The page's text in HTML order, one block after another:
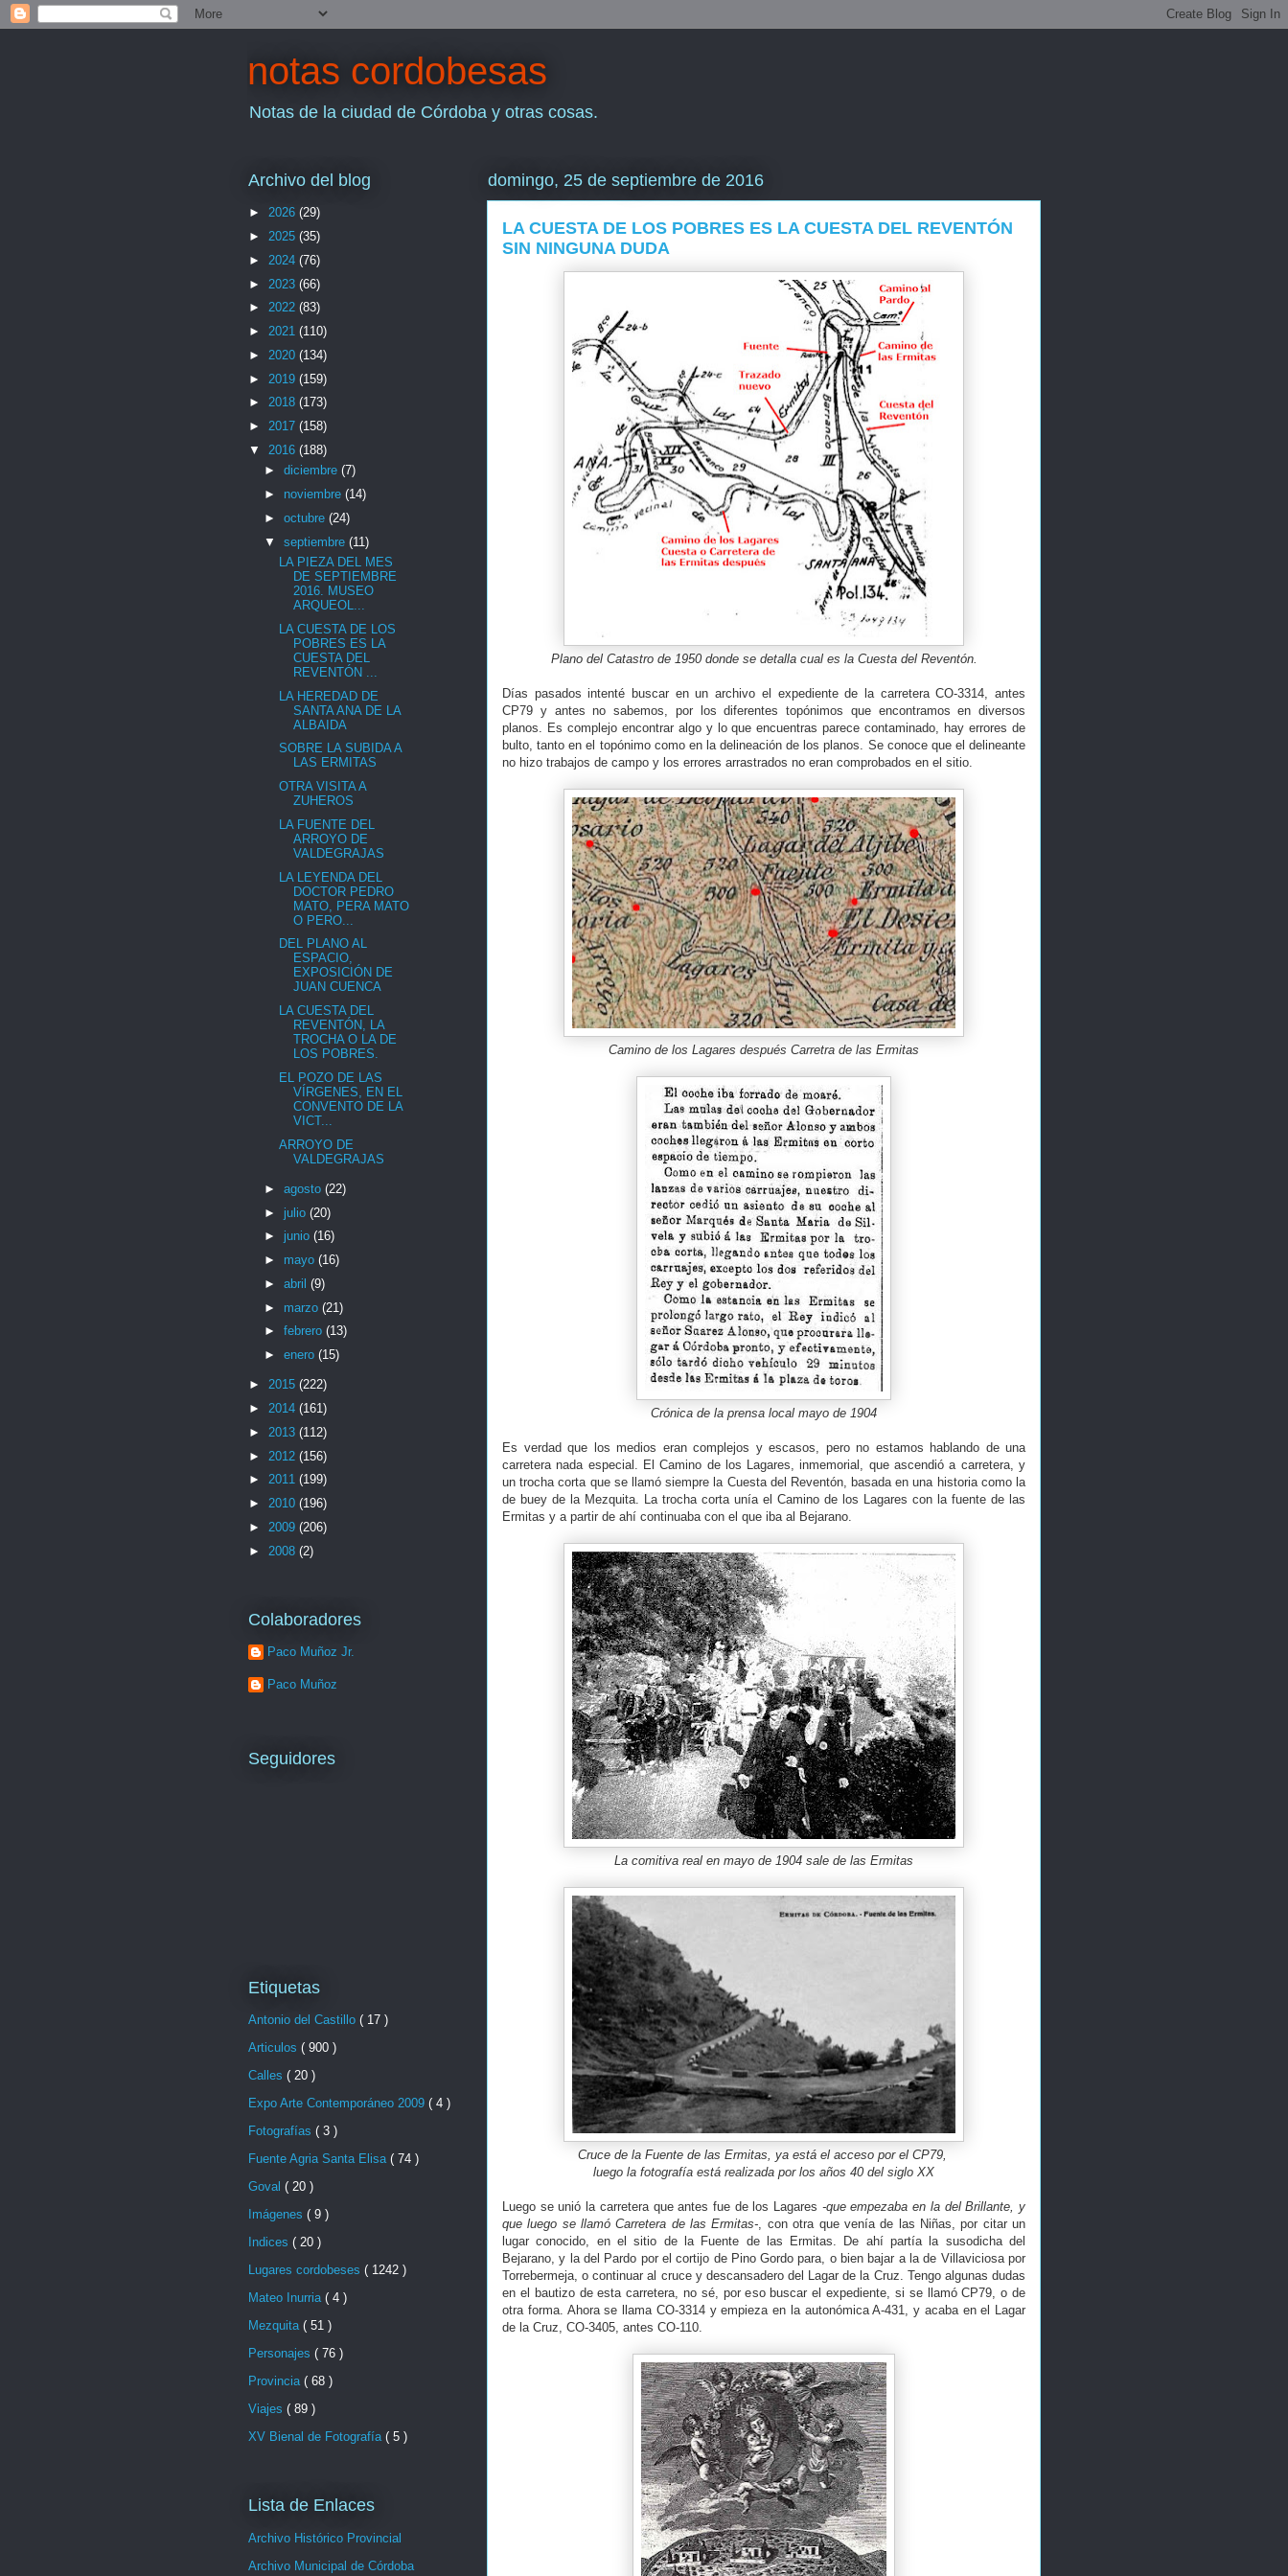
notas cordobesas
Notas de la ciudad de Córdoba y otras cosas.
domingo, 25 de septiembre de 2016
LA CUESTA DE LOS POBRES ES LA CUESTA DEL REVENTÓN
SIN NINGUNA DUDA
Plano del Catastro de 1950 donde se detalla cual es la Cuesta del Reventón.
Días pasados intenté buscar en un archivo el expediente de la carretera CO-3314, antes
CP79 y antes no sabemos, por los diferentes topónimos que encontramos en diversos
planos. Es complejo encontrar algo y lo que encuentras parece contaminado, hay errores de
bulto, tanto en el topónimo como en la delineación de los planos. Se conoce que el delineante
no hizo trabajos de campo y los errores arrastrados no eran comprobados en el sitio.
Camino de los Lagares después Carretra de las Ermitas
Crónica de la prensa local mayo de 1904
Es verdad que los medios eran complejos y escasos, pero no estamos hablando de una
carretera nada especial. El Camino de los Lagares, inmemorial, que ascendió a carretera, y
un trocha corta que se llamó siempre la Cuesta del Reventón, basada en una historia como la
de buey de la Mezquita. La trocha corta unía el Camino de los Lagares con la fuente de las
Ermitas y a partir de ahí continuaba con el que iba al Bejarano.
La comitiva real en mayo de 1904 sale de las Ermitas
Cruce de la Fuente de las Ermitas, ya está el acceso por el CP79,
luego la fotografía está realizada por los años 40 del siglo XX
Luego se unió la carretera que antes fue de los Lagares -que empezaba en la del Brillante, y
que luego se llamó Carretera de las Ermitas-, con otra que venía de las Niñas, por citar un
lugar conocido, en el sitio de la Fuente de las Ermitas. De ahí partía la susodicha del
Bejarano, y la del Pardo por el cortijo de Pino Gordo para, o bien bajar a la de Villaviciosa por
Torrebermeja, o continuar al cruce y descansadero del Lagar de la Cruz. Tengo algunas dudas
en el bautizo de esta carretera, no sé, por eso buscar el expediente, si se llamó CP79, o de
otra forma. Ahora se llama CO-3314 y empieza en la autonómica A-431, y acaba en el Lagar
de la Cruz, CO-3405, antes CO-110.
Archivo del blog
► 2026 (29)
► 2025 (35)
► 2024 (76)
► 2023 (66)
► 2022 (83)
► 2021 (110)
► 2020 (134)
► 2019 (159)
► 2018 (173)
► 2017 (158)
▼ 2016 (188)
► diciembre (7)
► noviembre (14)
► octubre (24)
▼ septiembre (11)
LA PIEZA DEL MES
DE SEPTIEMBRE
2016. MUSEO
ARQUEOL...
LA CUESTA DE LOS
POBRES ES LA
CUESTA DEL
REVENTÓN ...
LA HEREDAD DE
SANTA ANA DE LA
ALBAIDA
SOBRE LA SUBIDA A
LAS ERMITAS
OTRA VISITA A
ZUHEROS
LA FUENTE DEL
ARROYO DE
VALDEGRAJAS
LA LEYENDA DEL
DOCTOR PEDRO
MATO, PERA MATO
O PERO...
DEL PLANO AL
ESPACIO,
EXPOSICIÓN DE
JUAN CUENCA
LA CUESTA DEL
REVENTÓN, LA
TROCHA O LA DE
LOS POBRES.
EL POZO DE LAS
VÍRGENES, EN EL
CONVENTO DE LA
VICT...
ARROYO DE
VALDEGRAJAS
► agosto (22)
► julio (20)
► junio (16)
► mayo (16)
► abril (9)
► marzo (21)
► febrero (13)
► enero (15)
► 2015 (222)
► 2014 (161)
► 2013 (112)
► 2012 (156)
► 2011 (199)
► 2010 (196)
► 2009 (206)
► 2008 (2)
Colaboradores
Paco Muñoz Jr.
Paco Muñoz
Seguidores
Etiquetas
Antonio del Castillo ( 17 )
Articulos ( 900 )
Calles ( 20 )
Expo Arte Contemporáneo 2009 ( 4 )
Fotografías ( 3 )
Fuente Agria Santa Elisa ( 74 )
Goval ( 20 )
Imágenes ( 9 )
Indices ( 20 )
Lugares cordobeses ( 1242 )
Mateo Inurria ( 4 )
Mezquita ( 51 )
Personajes ( 76 )
Provincia ( 68 )
Viajes ( 89 )
XV Bienal de Fotografía ( 5 )
Lista de Enlaces
Archivo Histórico Provincial
Archivo Municipal de Córdoba